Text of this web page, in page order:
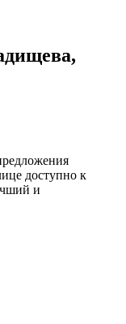
доступно к
и